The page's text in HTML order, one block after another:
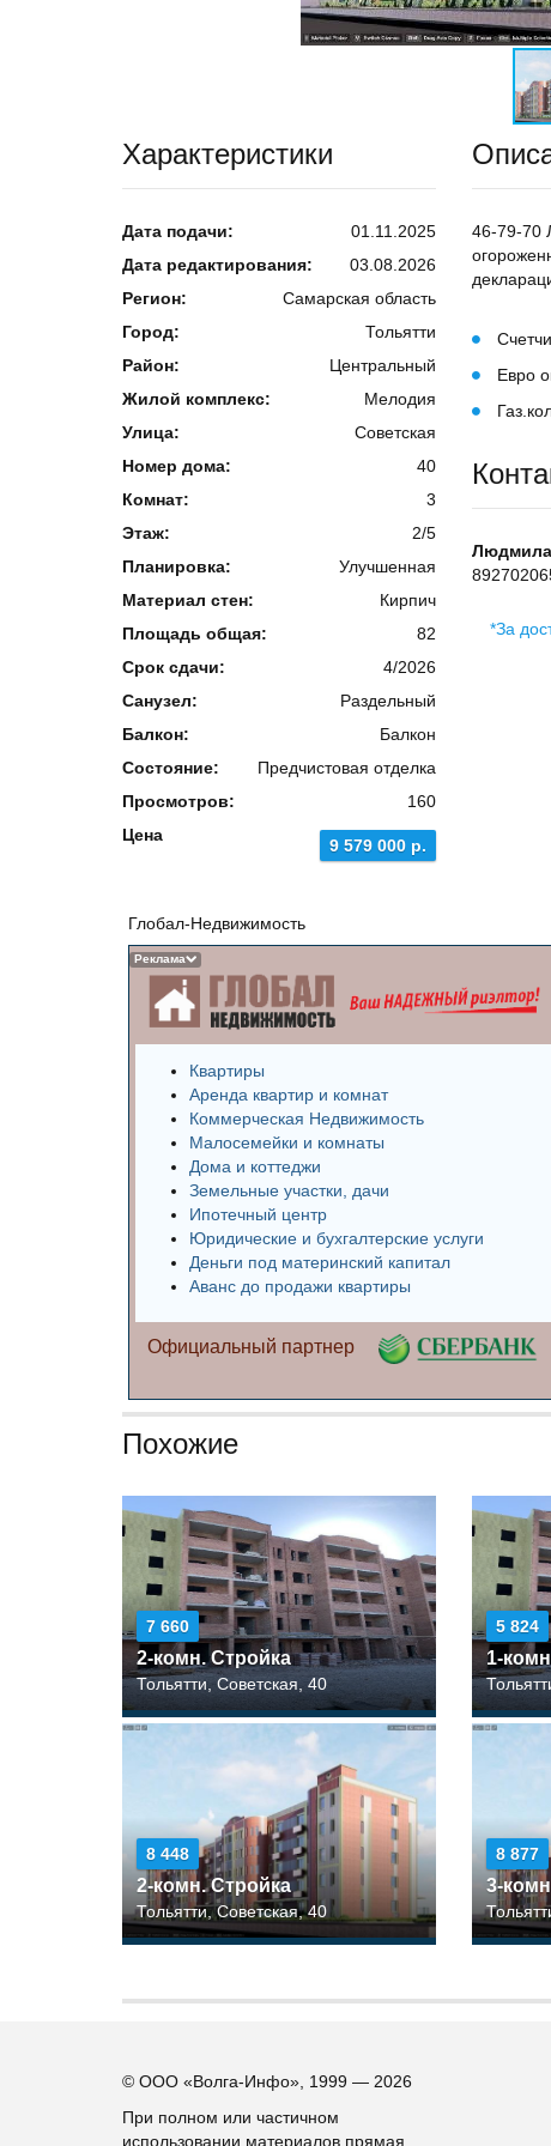
Характеристики
Дата подачи:
01.11.2025
Дата редактирования:
03.08.2026
Регион:
Самарская область
Город:
Тольятти
Район:
Центральный
Жилой комплекс:
Мелодия
Улица:
Советская
Номер дома:
40
Комнат:
3
Этаж:
2/5
Планировка:
Улучшенная
Материал стен:
Кирпич
Площадь общая:
82
Срок сдачи:
4/2026
Санузел:
Раздельный
Балкон:
Балкон
Состояние:
Предчистовая отделка
Просмотров:
160
Цена
9 579 000 р.
46-79-70
Евро
Людмила
*За
Реклама
Глобал-Недвижимость
Квартиры
Аренда квартир и комнат
Коммерческая Недвижимость
Малосемейки и комнаты
Дома и коттеджи
Земельные участки, дачи
Ипотечный центр
Юридические и бухгалтерские услуги
Деньги под материнский капитал
Аванс до продажи квартиры
Официальный партнер
Похожие
7 660
2-комн. Стройка
Тольятти, Советская, 40
5 824
1-
8 448
2-комн. Стройка
Тольятти, Советская, 40
8 877
3-
© ООО «Волга-Инфо», 1999 — 2026
При полном или частичном
использовании материалов прямая